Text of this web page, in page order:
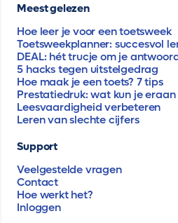
Meest gelezen
Hoe leer je voor een toetsweek
Toetsweekplanner: succesvol
DEAL: hét trucje om je
5 hacks tegen uitstelgedrag
Hoe maak je een toets? 7 tips
Prestatiedruk: wat kun je eraan
Leesvaardigheid verbeteren
Leren van slechte cijfers
Support
Veelgestelde vragen
Contact
Hoe werkt het?
Inloggen